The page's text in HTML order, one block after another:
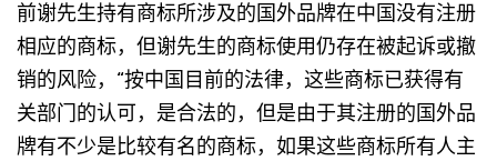
前谢先生持有商标所涉及的国外品牌在中国没有注册
相应的商标，但谢先生的商标使用仍存在被起诉或撤
销的风险，“按中国目前的法律，这些商标已获得有
关部门的认可，是合法的，但是由于其注册的国外品
牌有不少是比较有名的商标，如果这些商标所有人主